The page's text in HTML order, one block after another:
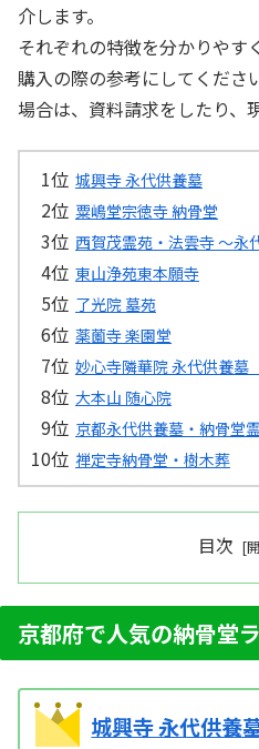
介します。
それぞれの特徴を分かりやす
購入の際の参考にしてくださ
場合は、資料請求をしたり、
城興寺 永代供養墓
粟嶋堂宗徳寺 納骨堂
西賀茂霊苑・法雲寺 ～永
東山浄苑東本願寺
了光院 墓苑
薬薗寺 楽園堂
妙心寺隣華院 永代供養墓
大本山 随心院
京都永代供養墓・納骨堂
禅定寺納骨堂・樹木葬
目次
京都府で人気の納骨堂
城興寺 永代供養